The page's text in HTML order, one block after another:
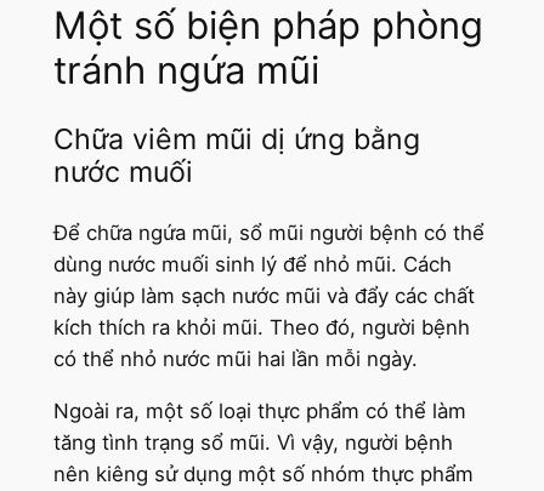
Một số biện pháp phòng
tránh ngứa mũi
Chữa viêm mũi dị ứng bằng
nước muối
Để chữa ngứa mũi, sổ mũi người bệnh có thể
dùng nước muối sinh lý để nhỏ mũi. Cách
này giúp làm sạch nước mũi và đẩy các chất
kích thích ra khỏi mũi. Theo đó, người bệnh
có thể nhỏ nước mũi hai lần mỗi ngày.
Ngoài ra, một số loại thực phẩm có thể làm
tăng tình trạng sổ mũi. Vì vậy, người bệnh
nên kiêng sử dụng một số nhóm thực phẩm